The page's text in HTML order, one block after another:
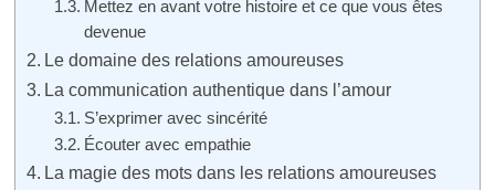
Mettez en avant votre histoire et ce que vous êtes
devenue
Le domaine des relations amoureuses
La communication authentique dans l’amour
S’exprimer avec sincérité
Écouter avec empathie
La magie des mots dans les relations amoureuses